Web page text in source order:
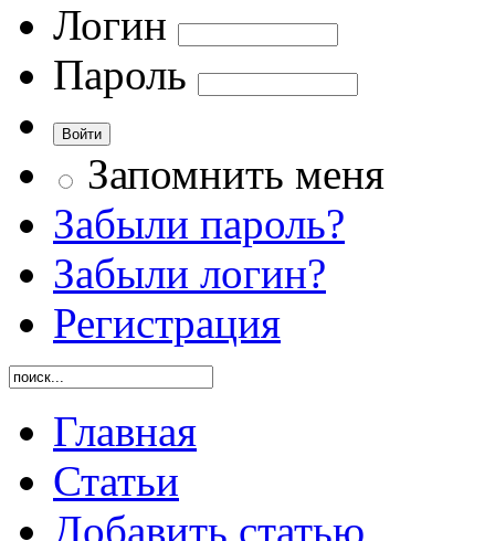
Логин
Пароль
Запомнить меня
Забыли пароль?
Забыли логин?
Регистрация
Главная
Статьи
Добавить статью